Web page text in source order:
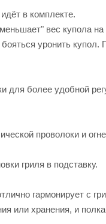
в комплекте.
вес купола
уронить купол.
для более удобной
проволоки и
гриля в подставку.
гармонирует с
или хранения, и